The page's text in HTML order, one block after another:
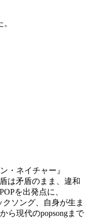
・ネイチャー』
は矛盾のまま、違和
を出発点に、
ソング、自身が生ま
ら現代のpopsongまで